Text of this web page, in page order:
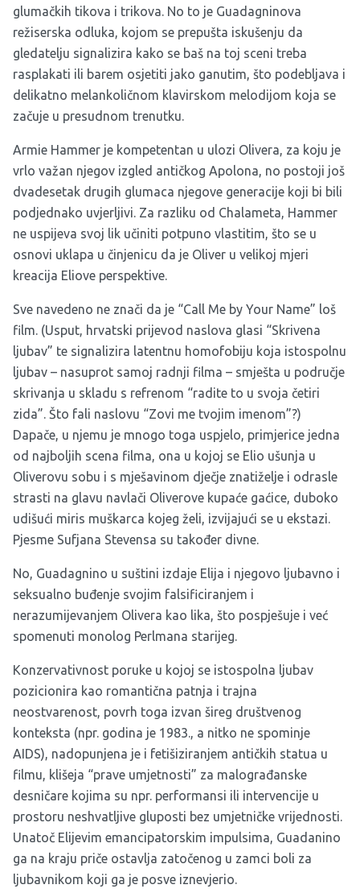
glumačkih tikova i trikova. No to je Guadagninova
režiserska odluka, kojom se prepušta iskušenju da
gledatelju signalizira kako se baš na toj sceni treba
rasplakati ili barem osjetiti jako ganutim, što podebljava i
delikatno melankoličnom klavirskom melodijom koja se
začuje u presudnom trenutku.
Armie Hammer je kompetentan u ulozi Olivera, za koju je
vrlo važan njegov izgled antičkog Apolona, no postoji još
dvadesetak drugih glumaca njegove generacije koji bi bili
podjednako uvjerljivi. Za razliku od Chalameta, Hammer
ne uspijeva svoj lik učiniti potpuno vlastitim, što se u
osnovi uklapa u činjenicu da je Oliver u velikoj mjeri
kreacija Eliove perspektive.
Sve navedeno ne znači da je “Call Me by Your Name” loš
film. (Usput, hrvatski prijevod naslova glasi “Skrivena
ljubav” te signalizira latentnu homofobiju koja istospolnu
ljubav – nasuprot samoj radnji filma – smješta u područje
skrivanja u skladu s refrenom “radite to u svoja četiri
zida”. Što fali naslovu “Zovi me tvojim imenom”?)
Dapače, u njemu je mnogo toga uspjelo, primjerice jedna
od najboljih scena filma, ona u kojoj se Elio ušunja u
Oliverovu sobu i s mješavinom dječje znatiželje i odrasle
strasti na glavu navlači Oliverove kupaće gaćice, duboko
udišući miris muškarca kojeg želi, izvijajući se u ekstazi.
Pjesme Sufjana Stevensa su također divne.
No, Guadagnino u suštini izdaje Elija i njegovo ljubavno i
seksualno buđenje svojim falsificiranjem i
nerazumijevanjem Olivera kao lika, što pospješuje i već
spomenuti monolog Perlmana starijeg.
Konzervativnost poruke u kojoj se istospolna ljubav
pozicionira kao romantična patnja i trajna
neostvarenost, povrh toga izvan šireg društvenog
konteksta (npr. godina je 1983., a nitko ne spominje
AIDS), nadopunjena je i fetišiziranjem antičkih statua u
filmu, klišeja “prave umjetnosti” za malograđanske
desničare kojima su npr. performansi ili intervencije u
prostoru neshvatljive gluposti bez umjetničke vrijednosti.
Unatoč Elijevim emancipatorskim impulsima, Guadanino
ga na kraju priče ostavlja zatočenog u zamci boli za
ljubavnikom koji ga je posve iznevjerio.